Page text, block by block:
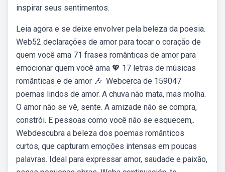
inspirar seus sentimentos.
Leia agora e se deixe envolver pela beleza da poesia.
Web52 declarações de amor para tocar o coração de
quem você ama 71 frases românticas de amor para
emocionar quem você ama 💖 17 letras de músicas
românticas e de amor 🎶 ️ Webcerca de 159047
poemas lindos de amor. A chuva não mata, mas molha.
O amor não se vê, sente. A amizade não se compra,
constrói. E pessoas como você não se esquecem,.
Webdescubra a beleza dos poemas românticos
curtos, que capturam emoções intensas em poucas
palavras. Ideal para expressar amor, saudade e paixão,